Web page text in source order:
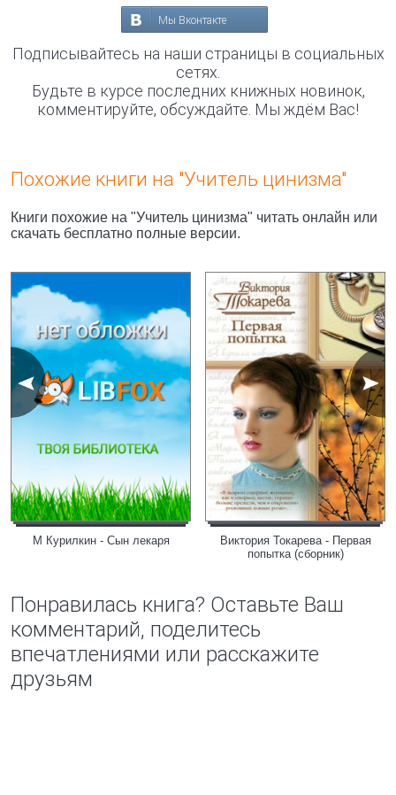
Мы Вконтакте
Подписывайтесь на наши страницы в социальных
сетях.
Будьте в курсе последних книжных новинок,
комментируйте, обсуждайте. Мы ждём Вас!
Похожие книги на "Учитель цинизма"
Книги похожие на "Учитель цинизма" читать онлайн или
скачать бесплатно полные версии.
М Курилкин - Сын лекаря
Виктория Токарева - Первая
попытка (сборник)
Понравилась книга? Оставьте Ваш
комментарий, поделитесь
впечатлениями или расскажите
друзьям